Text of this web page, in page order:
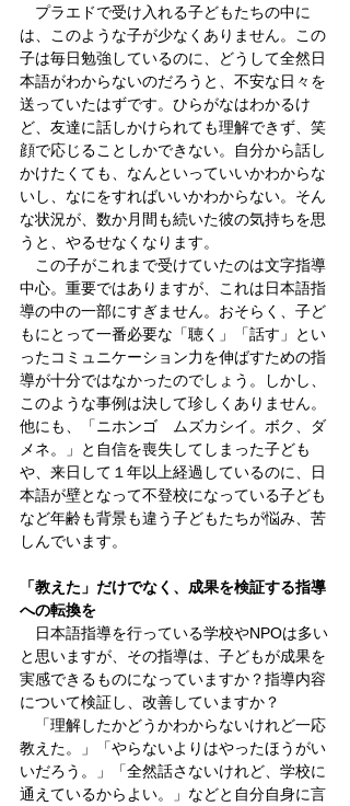
プラエドで受け入れる子どもたちの中に
は、このような子が少なくありません。この
子は毎日勉強しているのに、どうして全然日
本語がわからないのだろうと、不安な日々を
送っていたはずです。ひらがなはわかるけ
ど、友達に話しかけられても理解できず、笑
顔で応じることしかできない。自分から話し
かけたくても、なんといっていいかわからな
いし、なにをすればいいかわからない。そん
な状況が、数か月間も続いた彼の気持ちを思
うと、やるせなくなります。
この子がこれまで受けていたのは文字指導
中心。重要ではありますが、これは日本語指
導の中の一部にすぎません。おそらく、子ど
もにとって一番必要な「聴く」「話す」とい
ったコミュニケーション力を伸ばすための指
導が十分ではなかったのでしょう。しかし、
このような事例は決して珍しくありません。
他にも、「ニホンゴ　ムズカシイ。ボク、ダ
メネ。」と自信を喪失してしまった子ども
や、来日して１年以上経過しているのに、日
本語が壁となって不登校になっている子ども
など年齢も背景も違う子どもたちが悩み、苦
しんでいます。
「教えた」だけでなく、成果を検証する指導
への転換を
日本語指導を行っている学校やNPOは多い
と思いますが、その指導は、子どもが成果を
実感できるものになっていますか？指導内容
について検証し、改善していますか？
「理解したかどうかわからないけれど一応
教えた。」「やらないよりはやったほうがい
いだろう。」「全然話さないけれど、学校に
通えているからよい。」などと自分自身に言